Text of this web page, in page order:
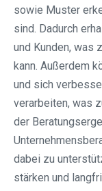
sowie Muster
sind. Dadurch
und Kunden, was
kann. Außerdem
und sich
verarbeiten, was
der
dabei zu
stärken und